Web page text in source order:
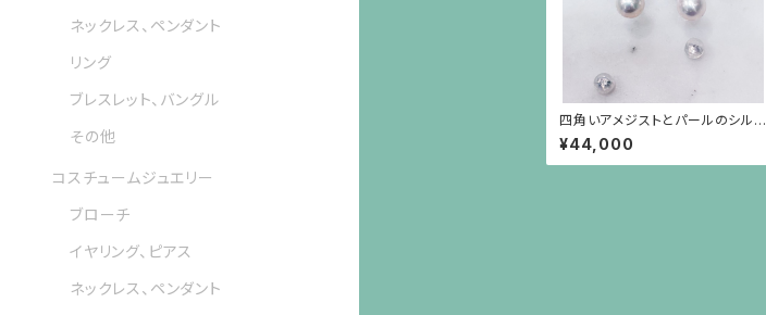
四角いアメジストとパールのシルバ
ー枠のピアス(シルバーポスト）
¥44,000
ネックレス、ペンダント
リング
ブレスレット、バングル
その他
コスチュームジュエリー
ブローチ
イヤリング、ピアス
ネックレス、ペンダント